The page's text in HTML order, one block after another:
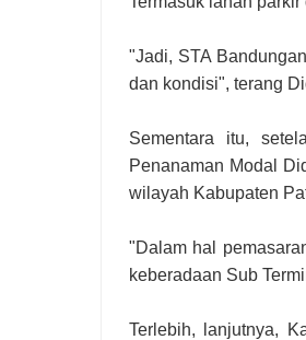
"Jadi, STA
dan kondisi", terang
Sementara itu,
Penanaman Modal
wilayah Kabupaten
"Dalam hal
keberadaan Sub
Terlebih, lanjutnya,